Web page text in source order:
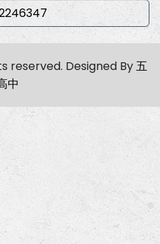
reserved. Designed By五
中